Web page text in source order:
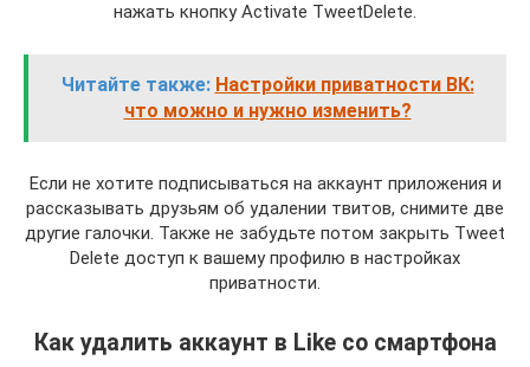
нажать кнопку Activate TweetDelete.
Читайте также: Настройки приватности ВК:
что можно и нужно изменить?
Если не хотите подписываться на аккаунт приложения и
рассказывать друзьям об удалении твитов, снимите две
другие галочки. Также не забудьте потом закрыть Tweet
Delete доступ к вашему профилю в настройках
приватности.
Как удалить аккаунт в Like со смартфона